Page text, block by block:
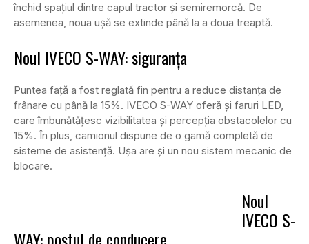
închid spațiul dintre capul tractor și semiremorcă. De
asemenea, noua ușă se extinde până la a doua treaptă.
Noul IVECO S-WAY: siguranța
Puntea față a fost reglată fin pentru a reduce distanța de
frânare cu până la 15%. IVECO S-WAY oferă și faruri LED,
care îmbunătățesc vizibilitatea și percepția obstacolelor cu
15%. În plus, camionul dispune de o gamă completă de
sisteme de asistență. Ușa are și un nou sistem mecanic de
blocare.
Noul
IVECO S-